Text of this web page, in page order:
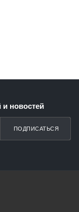
и новостей
ПОДПИСАТЬСЯ